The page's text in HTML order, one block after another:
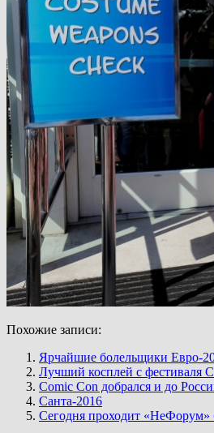
Похожие записи:
Ярчайшие болельщики Евро-
Лучший косплей с фестиваля
Comic Con добрался и до
Санта-2016
Сегодня проходит «НеФорум»